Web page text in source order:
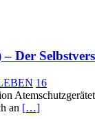
Der
16
an […]